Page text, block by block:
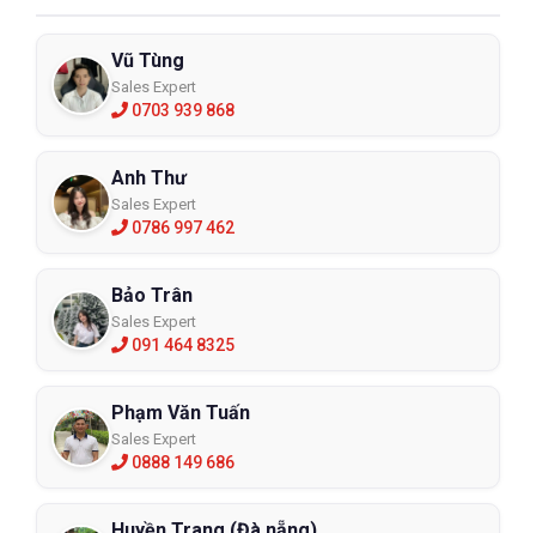
Vũ Tùng
Sales Expert
0703 939 868
Anh Thư
Sales Expert
0786 997 462
Bảo Trân
Sales Expert
091 464 8325
Phạm Văn Tuấn
Sales Expert
0888 149 686